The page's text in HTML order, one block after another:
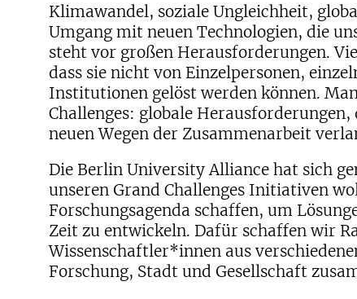
Klimawandel, soziale Ungleichheit,
Umgang mit neuen Technologien, die
steht vor großen Herausforderungen.
dass sie nicht von Einzelpersonen,
Institutionen gelöst werden können.
Challenges: globale
neuen Wegen der Zusammenarbeit
Die Berlin University Alliance hat sich
unseren Grand Challenges Initiativen
Forschungsagenda schaffen, um
Zeit zu entwickeln. Dafür schaffen wir
Wissenschaftler*innen aus
Forschung, Stadt und Gesellschaft